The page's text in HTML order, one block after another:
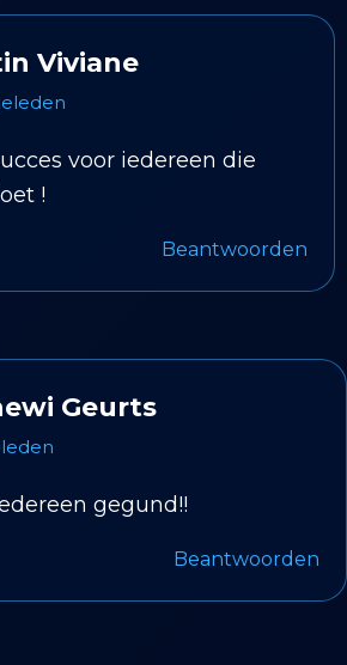
Viviane
voor iedereen die
!
Beantwoorden
Geurts
gegund!!
Beantwoorden